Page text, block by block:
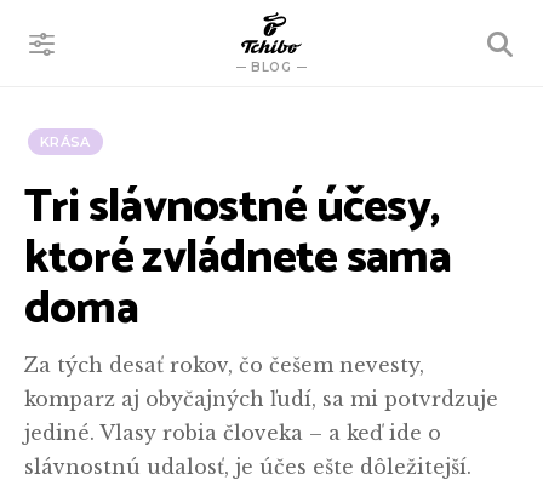
BLOG
VYHĽADÁVANIE
KRÁSA
Tri slávnostné účesy,
ktoré zvládnete sama
doma
Za tých desať rokov, čo češem nevesty,
komparz aj obyčajných ľudí, sa mi potvrdzuje
jediné. Vlasy robia človeka – a keď ide o
slávnostnú udalosť, je účes ešte dôležitejší.